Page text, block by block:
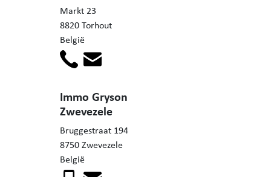
Markt 23
8820 Torhout
België
Immo Gryson
Zwevezele
Bruggestraat 194
8750 Zwevezele
België